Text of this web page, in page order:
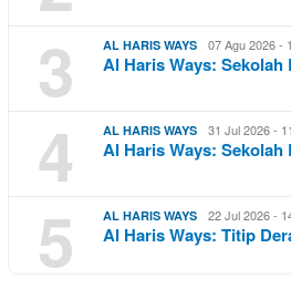
3 AL HARIS WAYS 07 Agu 2026 -
Al Haris Ways:
4 AL HARIS WAYS 31 Jul 2026 -
Al Haris Ways:
5 AL HARIS WAYS 22 Jul 2026 -
Al Haris Ways: Titip